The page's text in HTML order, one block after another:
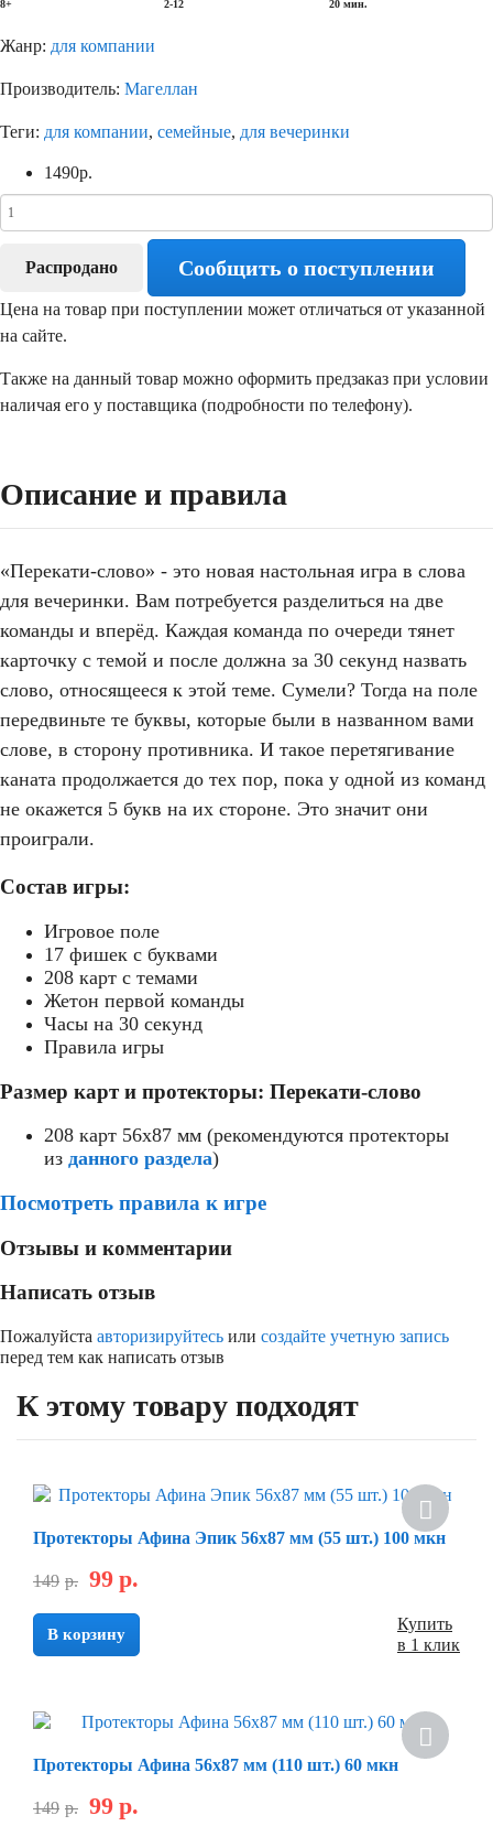
8+ 2-12 20 мин.
Жанр: для компании
Производитель: Магеллан
Теги: для компании, семейные, для вечеринки
1490р.
Распродано Сообщить о поступлении
Цена на товар при поступлении может отличаться от указанной
на сайте.
Также на данный товар можно оформить предзаказ при условии
наличая его у поставщика (подробности по телефону).
Описание и правила
«Перекати-слово» - это новая настольная игра в слова
для вечеринки. Вам потребуется разделиться на две
команды и вперёд. Каждая команда по очереди тянет
карточку с темой и после должна за 30 секунд назвать
слово, относящееся к этой теме. Сумели? Тогда на поле
передвиньте те буквы, которые были в названном вами
слове, в сторону противника. И такое перетягивание
каната продолжается до тех пор, пока у одной из команд
не окажется 5 букв на их стороне. Это значит они
проиграли.
Состав игры:
Игровое поле
17 фишек с буквами
208 карт с темами
Жетон первой команды
Часы на 30 секунд
Правила игры
Размер карт и протекторы: Перекати-слово
208 карт 56x87 мм (рекомендуются протекторы
из данного раздела)
Посмотреть правила к игре
Отзывы и комментарии
Написать отзыв
Пожалуйста авторизируйтесь или создайте учетную запись
перед тем как написать отзыв
К этому товару подходят
Протекторы Афина Эпик 56х87 мм (55 шт.) 100 мкн
149 р. 99 р.
В корзину
Купить
в 1 клик
Протекторы Афина 56х87 мм (110 шт.) 60 мкн
149 р. 99 р.